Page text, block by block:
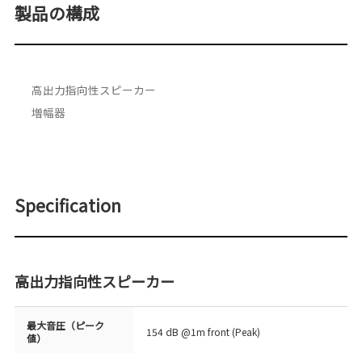
製品の構成
高出力指向性スピーカー
増幅器
Specification
高出力指向性スピーカー
最大音圧（ピーク
値）
154 dB @1m front (Peak)